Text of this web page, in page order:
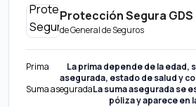
Protección Segura GDS
deGeneral de Seguros
Prima
La prima depende de la edad,
asegurada, estado de salud y
Suma aseguradaLa suma asegurada se
póliza y aparece en